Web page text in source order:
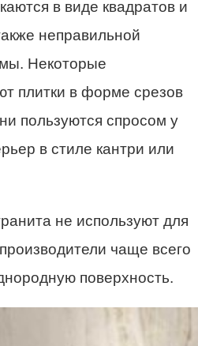
в виде квадратов и
неправильной
Некоторые
плитки в форме срезов
пользуются спросом у
в стиле кантри или
не используют для
чаще всего
поверхность.